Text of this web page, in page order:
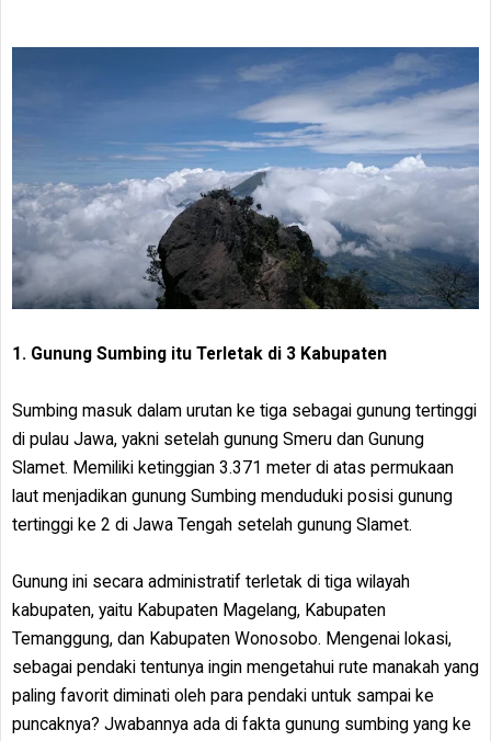
1. Gunung Sumbing itu Terletak di 3 Kabupaten
Sumbing masuk dalam urutan ke tiga sebagai gunung tertinggi
di pulau Jawa, yakni setelah gunung Smeru dan Gunung
Slamet. Memiliki ketinggian 3.371 meter di atas permukaan
laut menjadikan gunung Sumbing menduduki posisi gunung
tertinggi ke 2 di Jawa Tengah setelah gunung Slamet.
Gunung ini secara administratif terletak di tiga wilayah
kabupaten, yaitu Kabupaten Magelang, Kabupaten
Temanggung, dan Kabupaten Wonosobo. Mengenai lokasi,
sebagai pendaki tentunya ingin mengetahui rute manakah yang
paling favorit diminati oleh para pendaki untuk sampai ke
puncaknya? Jwabannya ada di fakta gunung sumbing yang ke